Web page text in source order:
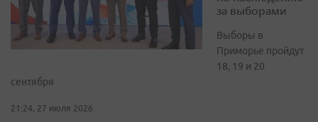
за выборами
Выборы в
Приморье пройдут
18, 19 и 20
сентября
21:24, 27 июля 2026